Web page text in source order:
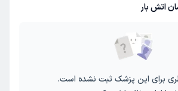
اتش بار
برای این پزشک ثبت نشده است.